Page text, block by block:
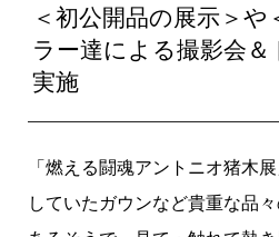
＜初公開品の展示＞
ラー達による撮影会
実施
「燃える闘魂アントニオ猪木
していたガウンなど貴重な品